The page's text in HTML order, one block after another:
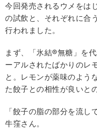
今回発売されるウメをは
の試飲と、それぞれに合
行われました。
まず、「氷結®無糖」を
ーアルされたばかりのレ
と。レモンが薬味のよう
た餃子との相性が良いと
「餃子の脂の部分を流し
牛窪さん。